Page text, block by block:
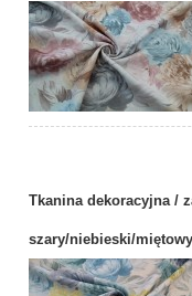
Tkanina dekoracyjna /
szary/niebieski/